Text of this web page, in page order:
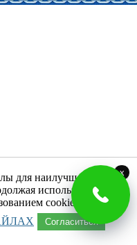
для наилучшего
использовать наш
cookie-файлов.
Согласиться
x